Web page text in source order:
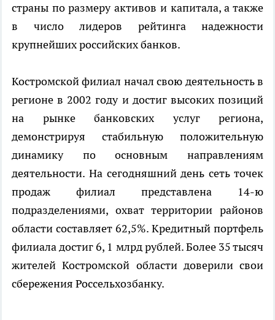
страны по размеру активов и капитала, а также
в число лидеров рейтинга надежности
крупнейших российских банков.
Костромской филиал начал свою деятельность в
регионе в 2002 году и достиг высоких позиций
на рынке банковских услуг региона,
демонстрируя стабильную положительную
динамику по основным направлениям
деятельности. На сегодняшний день сеть точек
продаж филиал представлена 14-ю
подразделениями, охват территории районов
области составляет 62,5%. Кредитный портфель
филиала достиг 6, 1 млрд рублей. Более 35 тысяч
жителей Костромской области доверили свои
сбережения Россельхозбанку.